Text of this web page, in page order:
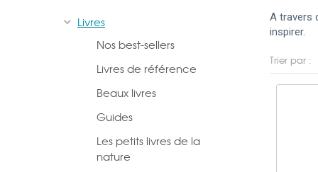
Livres
Nos best-sellers
Livres de référence
Beaux livres
Guides
Les petits livres de la
nature
A travers
inspirer.
Trier par :